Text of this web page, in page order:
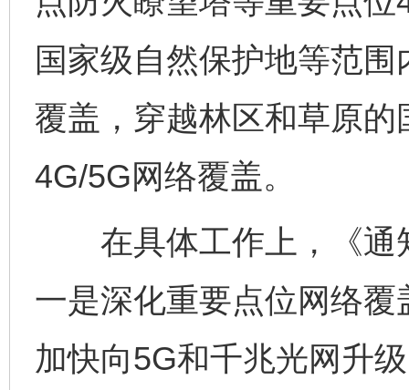
国家级自然保护地等范
覆盖，穿越林区和草原
4G/5G网络覆盖。
在具体工作上，《通
一是深化重要点位网络
加快向5G和千兆光网升